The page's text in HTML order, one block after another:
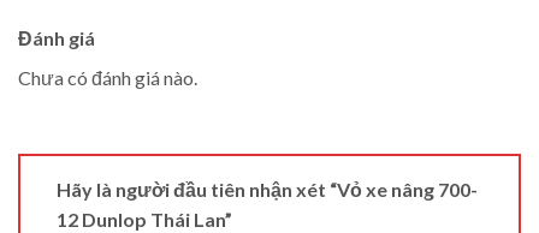
Đánh giá
Chưa có đánh giá nào.
Hãy là người đầu tiên nhận xét “Vỏ xe nâng 700-
12 Dunlop Thái Lan”